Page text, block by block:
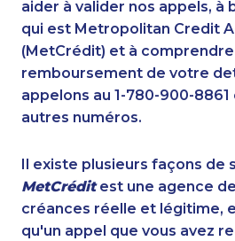
aider à valider nos appels, à
qui est Metropolitan Credit
(MetCrédit) et à
remboursement de votre
appelons au 1-780-900-8861
autres numéros.
Il existe plusieurs façons de
MetCréditest une agence
créances réelle et légitime,
qu'un appel que vous avez